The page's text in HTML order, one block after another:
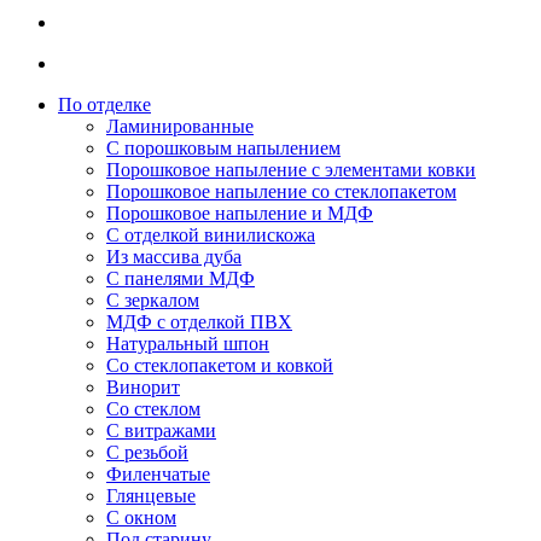
По отделке
Ламинированные
С порошковым напылением
Порошковое напыление с элементами ковки
Порошковое напыление со стеклопакетом
Порошковое напыление и МДФ
С отделкой винилискожа
Из массива дуба
С панелями МДФ
С зеркалом
МДФ с отделкой ПВХ
Натуральный шпон
Со стеклопакетом и ковкой
Винорит
Со стеклом
С витражами
С резьбой
Филенчатые
Глянцевые
С окном